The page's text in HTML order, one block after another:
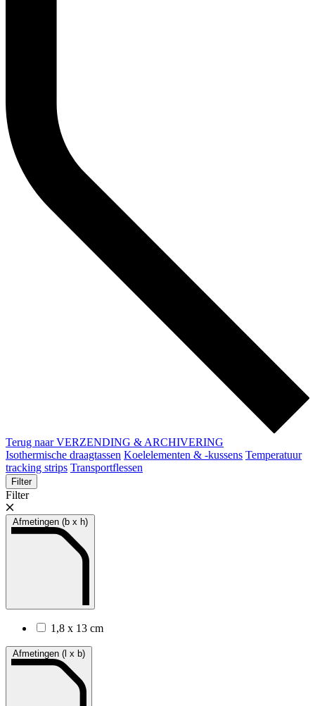
Terug naar VERZENDING & ARCHIVERING
Isothermische draagtassen Koelelementen & -kussens Temperatuur
tracking strips Transportflessen
Filter
Filter
Afmetingen (b x h)
1,8 x 13 cm
Afmetingen (l x b)